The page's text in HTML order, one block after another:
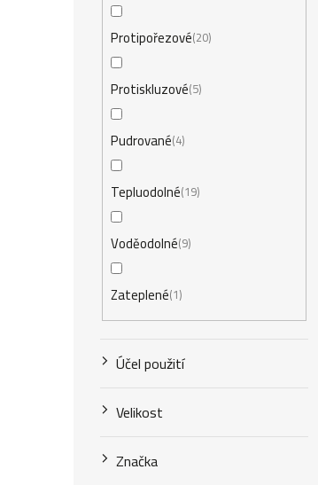
Protipořezové 20
Protiskluzové 5
Pudrované 4
Tepluodolné 19
Voděodolné 9
Zateplené 1
Účel použití
Velikost
Značka